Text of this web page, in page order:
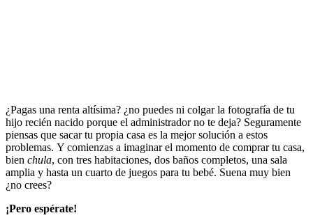
¿Pagas una renta altísima? ¿no puedes ni colgar la fotografía de tu
hijo recién nacido porque el administrador no te deja? Seguramente
piensas que sacar tu propia casa es la mejor solución a estos
problemas. Y comienzas a imaginar el momento de comprar tu casa,
bien chula, con tres habitaciones, dos baños completos, una sala
amplia y hasta un cuarto de juegos para tu bebé. Suena muy bien
¿no crees?
¡Pero espérate!